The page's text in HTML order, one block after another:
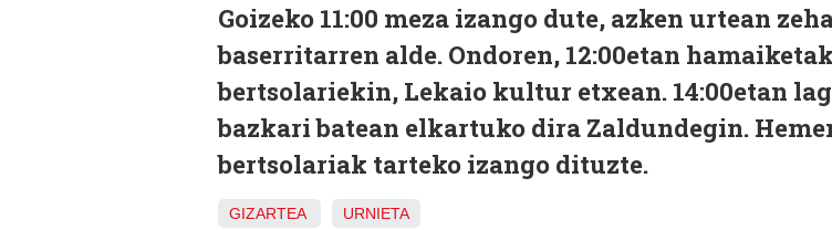
Goizeko 11:00 meza izango dute, azken urtean
baserritarren alde. Ondoren, 12:00etan
bertsolariekin, Lekaio kultur etxean. 14:00etan
bazkari batean elkartuko dira Zaldundegin.
bertsolariak tarteko izango dituzte.
GIZARTEA URNIETA